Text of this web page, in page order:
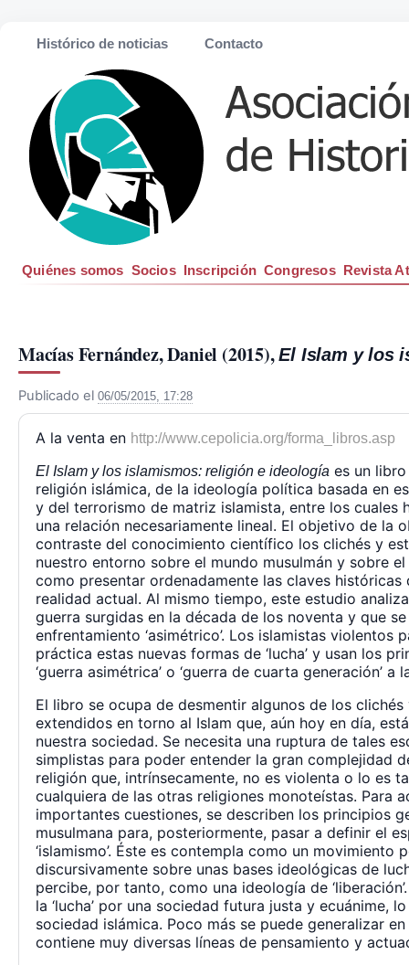
Histórico de noticias Contacto
Quiénes somos Socios Inscripción Congresos Revista
Macías Fernández, Daniel (2015), El Islam y los
Publicado el 06/05/2015, 17:28
A la venta en http://www.cepolicia.org/forma_libros.asp
El Islam y los islamismos: religión e ideología es un
religión islámica, de la ideología política basada en
y del terrorismo de matriz islamista, entre los cuales
una relación necesariamente lineal. El objetivo de la
contraste del conocimiento científico los clichés y
nuestro entorno sobre el mundo musulmán y sobre
como presentar ordenadamente las claves históricas
realidad actual. Al mismo tiempo, este estudio analiza
guerra surgidas en la década de los noventa y que
enfrentamiento ‘asimétrico’. Los islamistas violentos
práctica estas nuevas formas de ‘lucha’ y usan los
‘guerra asimétrica’ o ‘guerra de cuarta generación’ a
El libro se ocupa de desmentir algunos de los
extendidos en torno al Islam que, aún hoy en día,
nuestra sociedad. Se necesita una ruptura de tales
simplistas para poder entender la gran complejidad
religión que, intrínsecamente, no es violenta o lo es
cualquiera de las otras religiones monoteístas. Para
importantes cuestiones, se describen los principios
musulmana para, posteriormente, pasar a definir el
‘islamismo’. Éste es contempla como un
discursivamente sobre unas bases ideológicas de
percibe, por tanto, como una ideología de
la ‘lucha’ por una sociedad futura justa y
sociedad islámica. Poco más se puede generalizar
contiene muy diversas líneas de pensamiento y